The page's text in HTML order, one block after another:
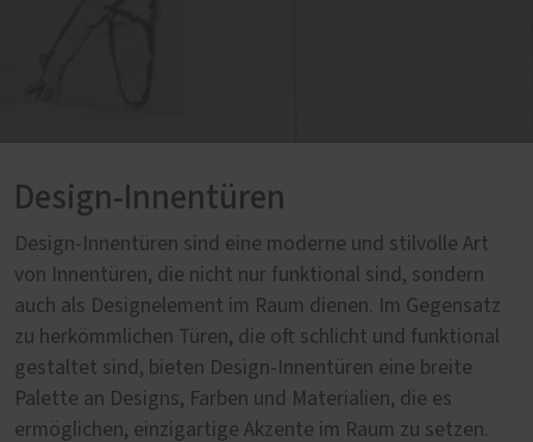
Design-Innentüren
Design-Innentüren sind eine moderne und stilvolle Art
von Innentüren, die nicht nur funktional sind, sondern
auch als Designelement im Raum dienen. Im Gegensatz
zu herkömmlichen Türen, die oft schlicht und funktional
gestaltet sind, bieten Design-Innentüren eine breite
Palette an Designs, Farben und Materialien, die es
ermöglichen, einzigartige Akzente im Raum zu setzen.